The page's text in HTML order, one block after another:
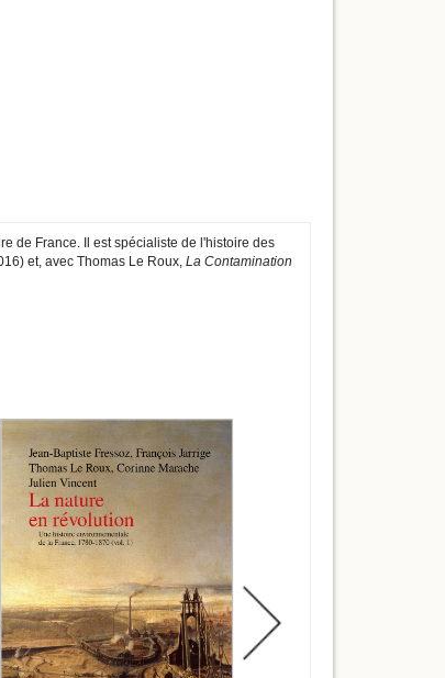
de France. Il est spécialiste de l'histoire des
et, avec Thomas Le Roux, La Contamination